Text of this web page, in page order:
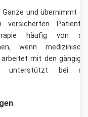
und übernimmt
versicherten
häufig von
wenn
mit den
unterstützt bei